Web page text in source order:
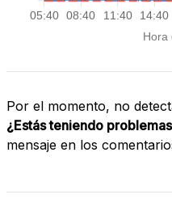
Por el momento, no
¿Estás teniendo
mensaje en los